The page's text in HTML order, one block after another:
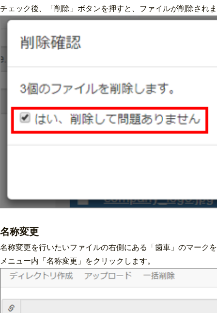
チェック後、「削除」ボタンを押すと、ファイルが削除され
名称変更
名称変更を行いたいファイルの右側にある「歯車」のマーク
メニュー内「名称変更」をクリックします。